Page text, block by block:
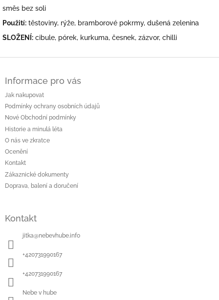
směs bez soli
Použití: těstoviny, rýže, bramborové pokrmy, dušená zelenina
SLOŽENÍ: cibule, pórek, kurkuma, česnek, zázvor, chilli
Informace pro vás
Jak nakupovat
Podmínky ochrany osobních údajů
Nové Obchodní podmínky
Historie a minulá léta
O nás ve zkratce
Ocenění
Kontakt
Zákaznické dokumenty
Doprava, balení a doručení
Kontakt
jitka@nebevhube.info
+420731990167
+420731990167
Nebe v hube